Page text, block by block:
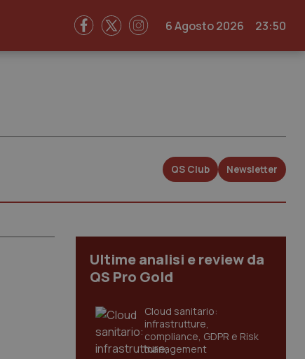
6 Agosto 2026 23:50
QS Club Newsletter
Ultime analisi e review da
QS Pro Gold
Cloud sanitario:
infrastrutture,
compliance, GDPR e Risk
management